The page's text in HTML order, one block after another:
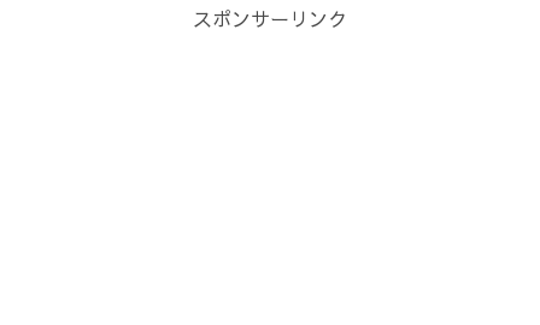
スポンサーリンク